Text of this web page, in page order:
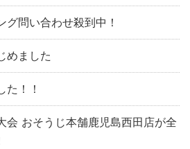
グ問い合わせ殺到中！
めました
た！！
会 おそうじ本舗鹿児島西田店が全